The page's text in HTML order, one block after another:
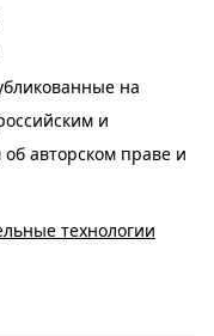
на
и
авторском праве и
технологии